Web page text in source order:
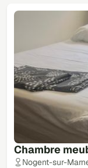
Chambre
Nogent-sur-